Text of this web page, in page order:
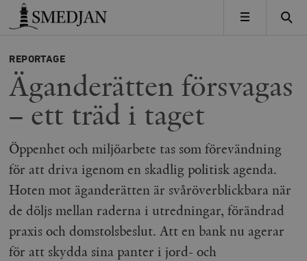
Timbro
MENY
REPORTAGE
Äganderätten försvagas
– ett träd i taget
Öppenhet och miljöarbete tas som förevändning
för att driva igenom en skadlig politisk agenda.
Hoten mot äganderätten är svåröverblickbara när
de döljs mellan raderna i utredningar, förändrad
praxis och domstolsbeslut. Att en bank nu agerar
för att skydda sina panter i jord- och